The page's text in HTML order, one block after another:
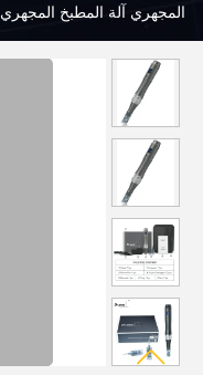
المجهري آلة المطبخ المجهري